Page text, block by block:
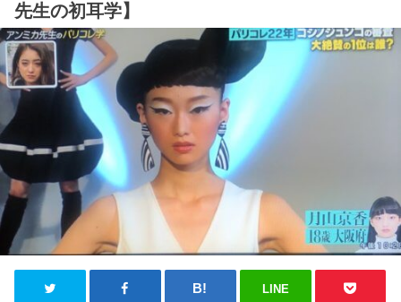
先生の初耳学】
LINE